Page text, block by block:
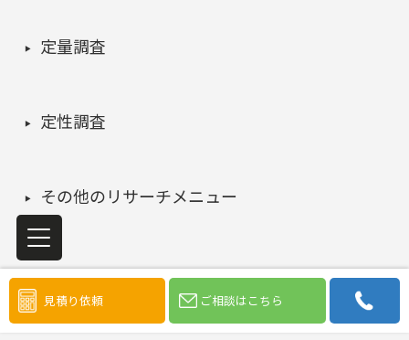
見積り依頼 ご相談はこちら
定量調査
定性調査
その他のリサーチメニュー